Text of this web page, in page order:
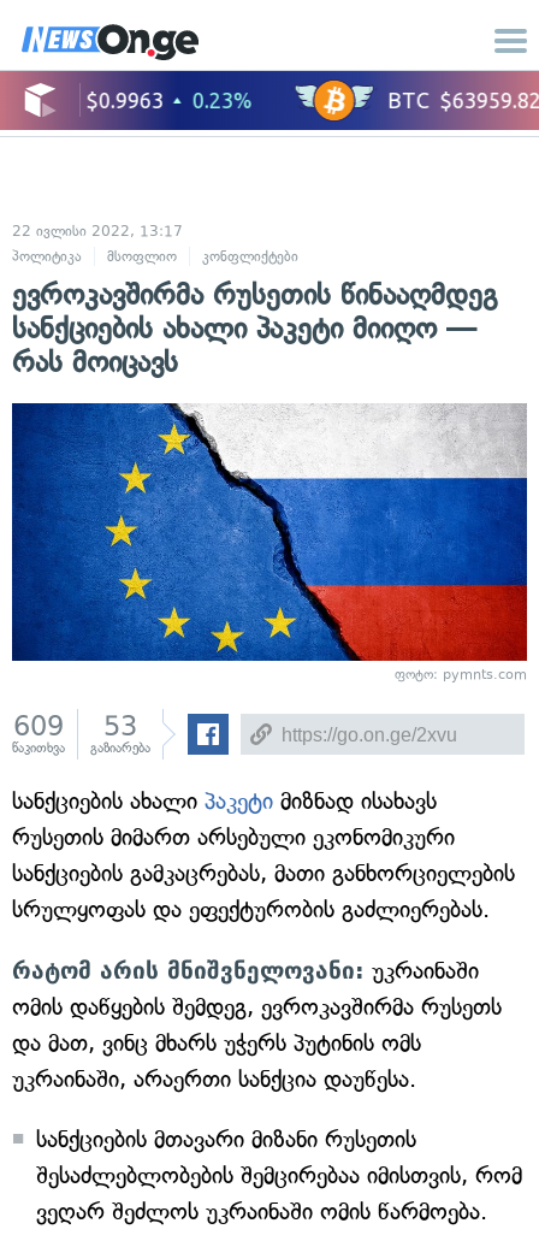
22 ივლისი 2022, 13:17
პოლიტიკა
მსოფლიო კონფლიქტები
ევროკავშირმა რუსეთის წინააღმდეგ
სანქციების ახალი პაკეტი მიიღო —
რას მოიცავს
ფოტო: pymnts.com
609
წაკითხვა
53
გაზიარება
სანქციების ახალი პაკეტი მიზნად ისახავს
რუსეთის მიმართ არსებული ეკონომიკური
სანქციების გამკაცრებას, მათი განხორციელების
სრულყოფას და ეფექტურობის გაძლიერებას.
რატომ არის მნიშვნელოვანი: უკრაინაში
ომის დაწყების შემდეგ, ევროკავშირმა რუსეთს
და მათ, ვინც მხარს უჭერს პუტინის ომს
უკრაინაში, არაერთი სანქცია დაუწესა.
სანქციების მთავარი მიზანი რუსეთის
შესაძლებლობების შემცირებაა იმისთვის, რომ
ვეღარ შეძლოს უკრაინაში ომის წარმოება.